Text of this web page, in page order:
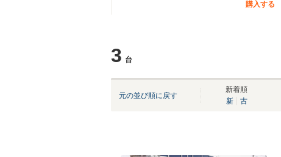
購入する
3 台
元の並び順に戻す
新着順
新
古